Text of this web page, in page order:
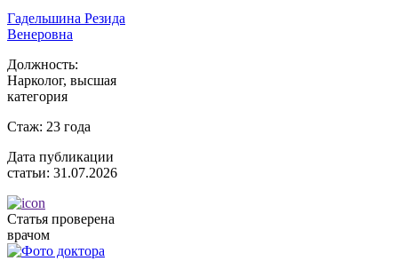
Гадельшина Резида
Венеровна
Должность:
Нарколог, высшая
категория
Стаж: 23 года
Дата публикации
статьи: 31.07.2026
Статья проверена
врачом